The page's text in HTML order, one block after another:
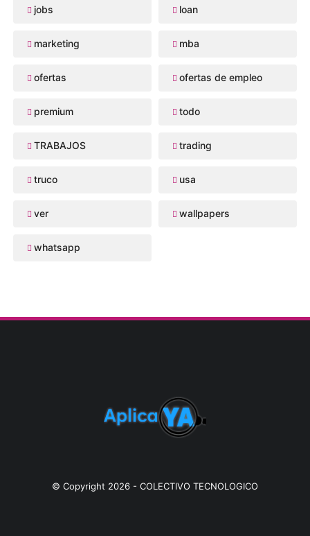
jobs loan
marketing mba
ofertas ofertas de empleo
premium todo
TRABAJOS trading
truco usa
ver wallpapers
whatsapp
© Copyright 2026 - COLECTIVO TECNOLOGICO